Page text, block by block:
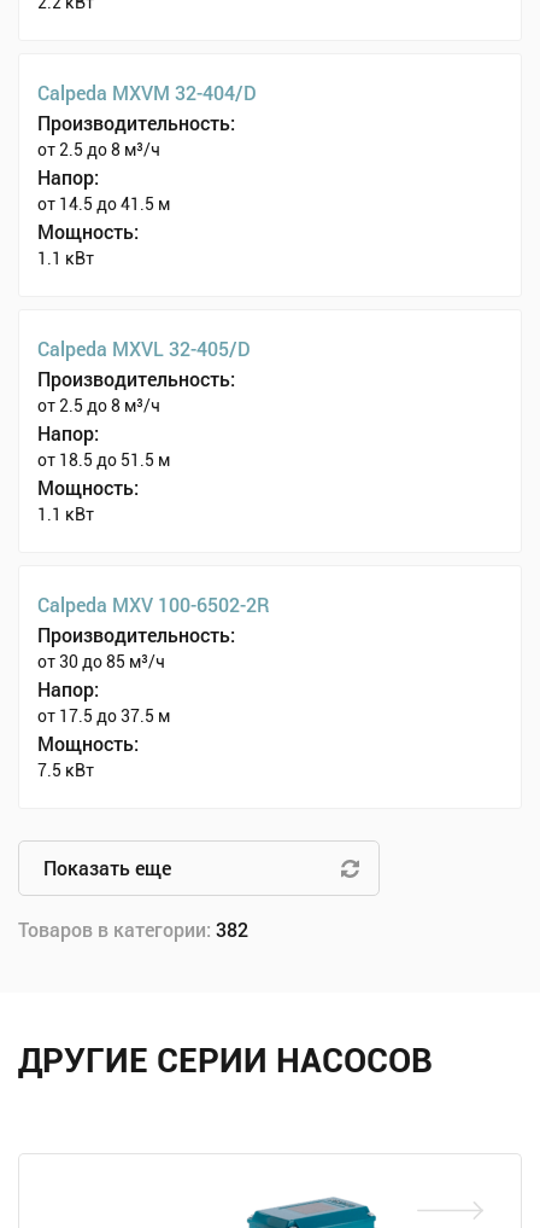
Calpeda MXVM 32-404/D
Производительность:
от 2.5 до 8 м³/ч
Напор:
от 14.5 до 41.5 м
Мощность:
1.1 кВт
Calpeda MXVL 32-405/D
Производительность:
от 2.5 до 8 м³/ч
Напор:
от 18.5 до 51.5 м
Мощность:
1.1 кВт
Calpeda MXV 100-6502-2R
Производительность:
от 30 до 85 м³/ч
Напор:
от 17.5 до 37.5 м
Мощность:
7.5 кВт
Показать еще
Товаров в категории: 382
ДРУГИЕ СЕРИИ НАСОСОВ